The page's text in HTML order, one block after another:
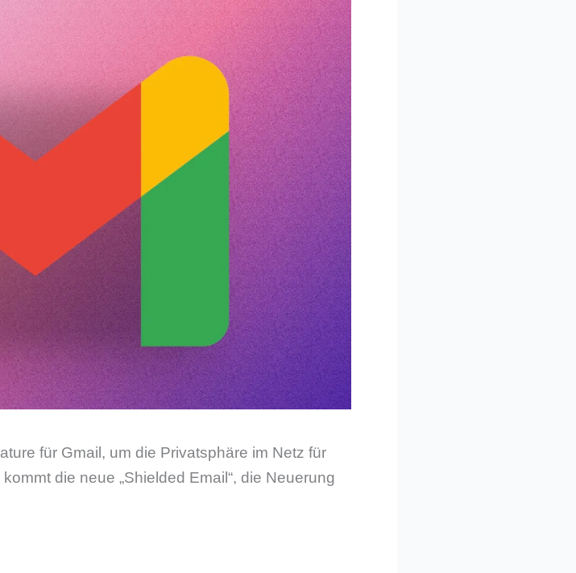
für Gmail, um die Privatsphäre im Netz für
die neue „Shielded Email“, die Neuerung